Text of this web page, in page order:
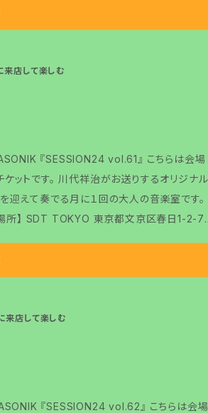
店して楽しむ
『SESSION24 vol.61』 こちらは会場
するオリジナル
迎えて奏でる月に１回の大人の音楽室です。
店して楽しむ
『SESSION24 vol.62』 こちらは会場